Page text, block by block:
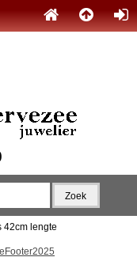
42cm lengte